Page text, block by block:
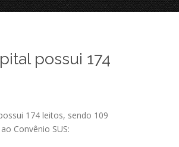
possui 174
174 leitos, sendo 109
Convênio SUS: